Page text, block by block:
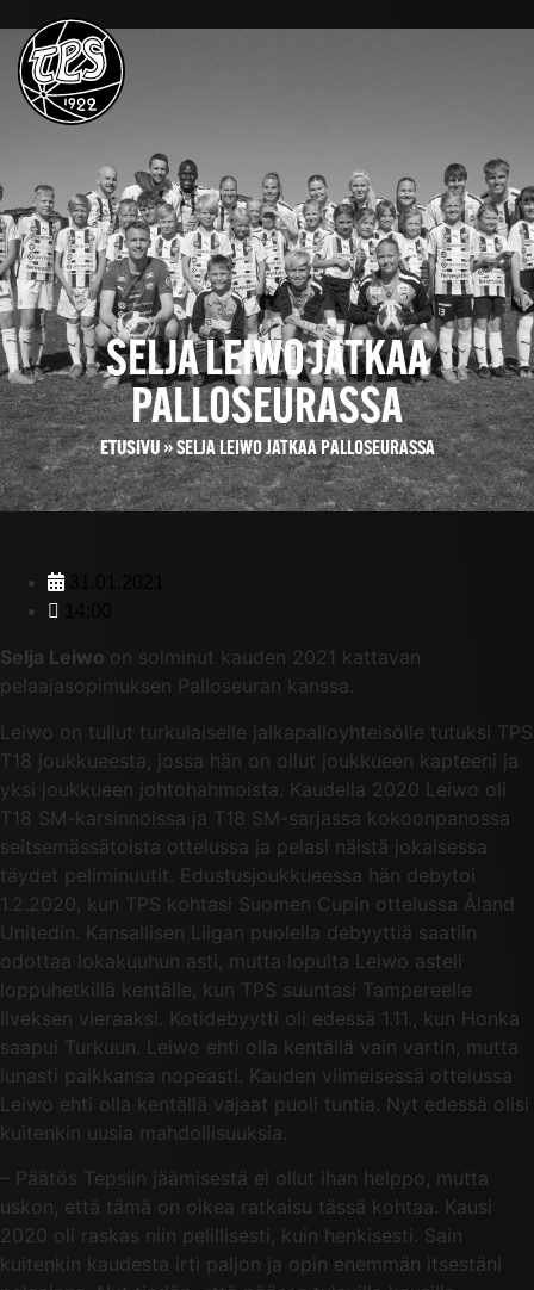
SELJA LEIWO JATKAA
PALLOSEURASSA
ETUSIVU»SELJA LEIWO JATKAA PALLOSEURASSA
Selja Leiwo on solminut kauden 2021 kattavan
pelaajasopimuksen Palloseuran kanssa.
Leiwo on tullut turkulaiselle jalkapalloyhteisölle tutuksi TPS
T18 joukkueesta, jossa hän on ollut joukkueen kapteeni ja
yksi joukkueen johtohahmoista. Kaudella 2020 Leiwo oli
T18 SM-karsinnoissa ja T18 SM-sarjassa kokoonpanossa
seitsemässätoista ottelussa ja pelasi näistä jokaisessa
täydet peliminuutit. Edustusjoukkueessa hän debytoi
1.2.2020, kun TPS kohtasi Suomen Cupin ottelussa Åland
Unitedin. Kansallisen Liigan puolella debyyttiä saatiin
odottaa lokakuuhun asti, mutta lopulta Leiwo asteli
loppuhetkillä kentälle, kun TPS suuntasi Tampereelle
Ilveksen vieraaksi. Kotidebyytti oli edessä 1.11., kun Honka
saapui Turkuun. Leiwo ehti olla kentällä vain vartin, mutta
lunasti paikkansa nopeasti. Kauden viimeisessä ottelussa
Leiwo ehti olla kentällä vajaat puoli tuntia. Nyt edessä olisi
kuitenkin uusia mahdollisuuksia.
– Päätös Tepsiin jäämisestä ei ollut ihan helppo, mutta
uskon, että tämä on oikea ratkaisu tässä kohtaa. Kausi
2020 oli raskas niin pelillisesti, kuin henkisesti. Sain
kuitenkin kaudesta irti paljon ja opin enemmän itsestäni